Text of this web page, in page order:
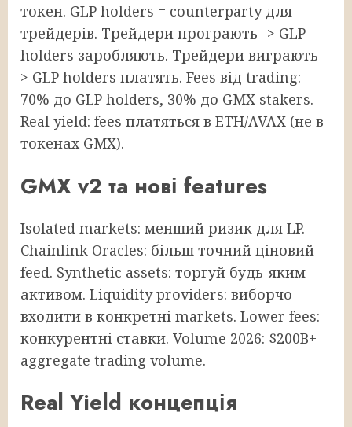
токен. GLP holders = counterparty для
трейдерів. Трейдери програють -> GLP
holders заробляють. Трейдери виграють -
> GLP holders платять. Fees від trading:
70% до GLP holders, 30% до GMX stakers.
Real yield: fees платяться в ETH/AVAX (не в
токенах GMX).
GMX v2 та нові features
Isolated markets: менший ризик для LP.
Chainlink Oracles: більш точний ціновий
feed. Synthetic assets: торгуй будь-яким
активом. Liquidity providers: виборчо
входити в конкретні markets. Lower fees:
конкурентні ставки. Volume 2026: $200B+
aggregate trading volume.
Real Yield концепція